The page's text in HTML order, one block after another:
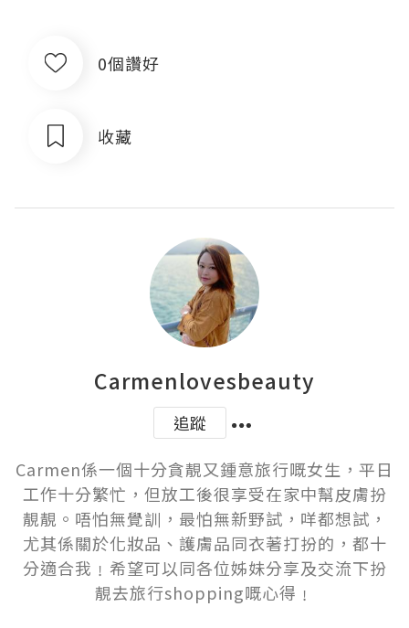
0個讚好
收藏
Carmenlovesbeauty
追蹤
Carmen係一個十分貪靚又鍾意旅行嘅女生，平日
工作十分繁忙，但放工後很享受在家中幫皮膚扮
靚靚。唔怕無覺訓，最怕無新野試，咩都想試，
尤其係關於化妝品、護膚品同衣著打扮的，都十
分適合我﹗希望可以同各位姊妹分享及交流下扮
靚去旅行shopping嘅心得﹗